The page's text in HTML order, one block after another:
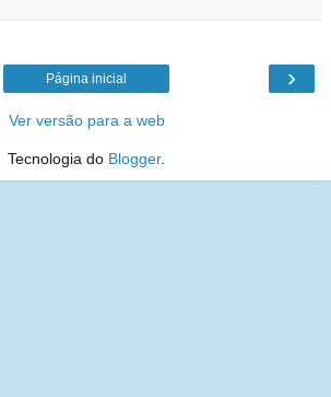
›
Página inicial
Ver versão para a web
Tecnologia do Blogger.